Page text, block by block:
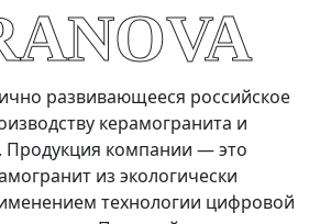
развивающееся российское
керамогранита и
Продукция компании — это
из экологически
технологии цифровой